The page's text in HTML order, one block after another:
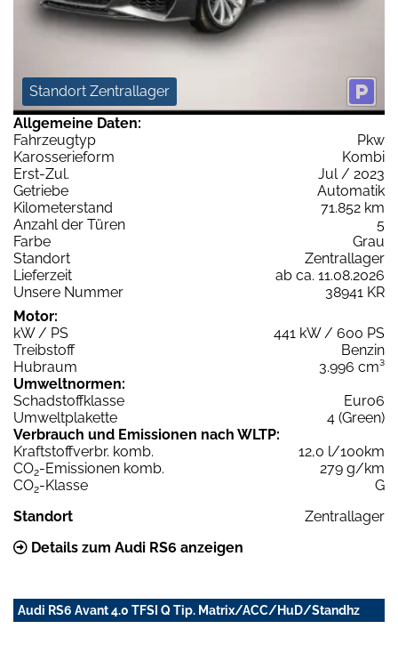
Standort Zentrallager
Allgemeine Daten:
Fahrzeugtyp
Pkw
Karosserieform
Kombi
Erst-Zul.
Jul / 2023
Getriebe
Automatik
Kilometerstand
71.852 km
Anzahl der Türen
5
Farbe
Grau
Standort
Zentrallager
Lieferzeit
ab ca. 11.08.2026
Unsere Nummer
38941 KR
Motor:
kW / PS
441 kW / 600 PS
Treibstoff
Benzin
Hubraum
3.996 cm³
Umweltnormen:
Schadstoffklasse
Euro6
Umweltplakette
4 (Green)
Verbrauch und Emissionen nach WLTP:
Kraftstoffverbr. komb.
12,0 l/100km
CO2-Emissionen komb.
279 g/km
CO2-Klasse
G
Standort
Zentrallager
Details zum Audi RS6 anzeigen
Audi RS6 Avant 4.0 TFSI Q Tip. Matrix/ACC/HuD/Standhz